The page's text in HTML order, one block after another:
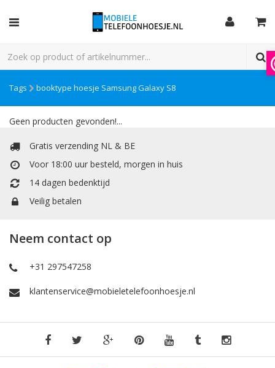
Tags booktype hoesje Samsung Galaxy S8
Geen producten gevonden!...
Gratis verzending NL & BE
Voor 18:00 uur besteld, morgen in huis
14 dagen bedenktijd
Veilig betalen
Neem contact op
+31 297547258
klantenservice@mobieletelefoonhoesje.nl